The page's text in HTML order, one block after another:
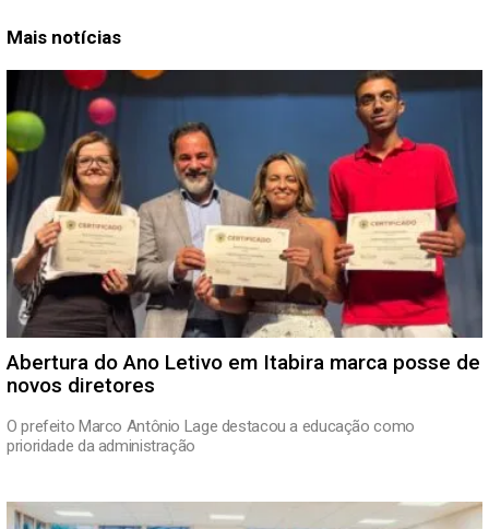
Mais notícias
Abertura do Ano Letivo em Itabira marca posse de
novos diretores
O prefeito Marco Antônio Lage destacou a educação como
prioridade da administração